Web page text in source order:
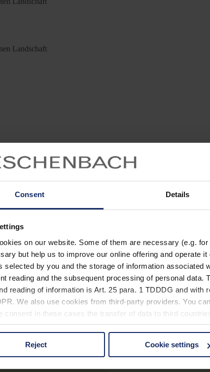
Consent Details
on our website. Some of them are necessary (e.g.
but help us to improve our online offering and operate
selected by you and the storage of information associated
reading and the subsequent processing of personal data.
reading of information is Art. 25 para. 1 TDDDG and with
We also use cookies from third-party providers. You
consent in these cases the transfer of data to third
to the use of non-essential cookies by clicking on
Reject Cookie settings
der Grasmücken und ist ein kleiner lebhafter Vogel, der
bis nach Afrika fliegt und sich nicht einmal die Mühe machen
Da überrascht es nicht, dass vor allem Neulinge in der